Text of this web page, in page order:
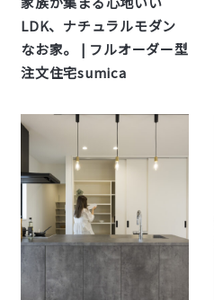
LDK、ナチュラルモダン
なお家。 | フルオーダー型
注文住宅sumica